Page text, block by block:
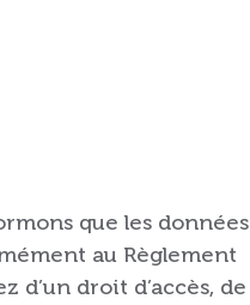
que les données
au Règlement
d’un droit d’accès, de